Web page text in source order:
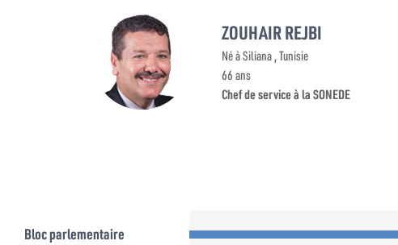
ZOUHAIR REJBI
Né à Siliana , Tunisie
66 ans
Chef de service à la SONEDE
Bloc parlementaire